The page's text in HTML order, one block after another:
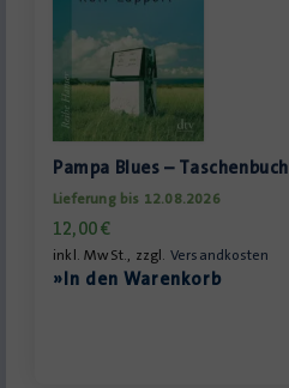
Pampa Blues – Taschenbuch
Lieferung bis 12.08.2026
12,00€
inkl. MwSt., zzgl. Versandkosten
»In den Warenkorb